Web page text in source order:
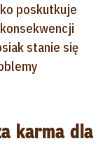
poskutkuje
stanie się
karma dla